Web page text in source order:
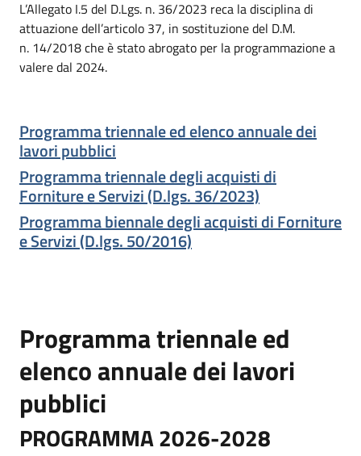
L’Allegato I.5 del D.Lgs. n. 36/2023 reca la disciplina di
attuazione dell’articolo 37, in sostituzione del D.M.
n. 14/2018 che è stato abrogato per la programmazione a
valere dal 2024.
Programma triennale ed elenco annuale dei
lavori pubblici
Programma triennale degli acquisti di
Forniture e Servizi (D.lgs. 36/2023)
Programma biennale degli acquisti di Forniture
e Servizi (D.lgs. 50/2016)
Programma triennale ed
elenco annuale dei lavori
pubblici
PROGRAMMA 2026-2028